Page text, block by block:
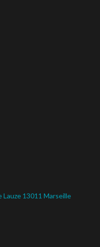
Lauze 13011 Marseille